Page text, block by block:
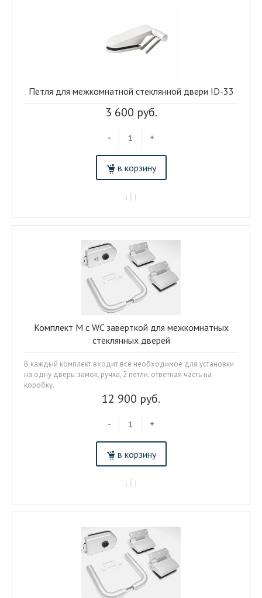
3 600 руб.
- +
в корзину
Петля для межкомнатной стеклянной двери ID-33
12 900 руб.
- +
в корзину
Комплект M с WC заверткой для межкомнатных
стеклянных дверей
В каждый комплект входит все необходимое для установки
на одну дверь: замок, ручка, 2 петли, ответная часть на
коробку.